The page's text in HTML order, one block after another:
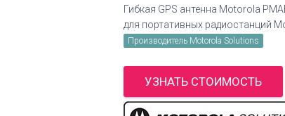
Гибкая GPS антенна Motorola
для портативных радиостанций
Производитель Motorola Solutions
УЗНАТЬ СТОИМОСТЬ